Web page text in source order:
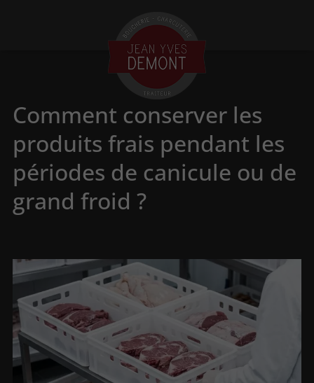
Comment conserver les
produits frais pendant les
périodes de canicule ou de
grand froid ?